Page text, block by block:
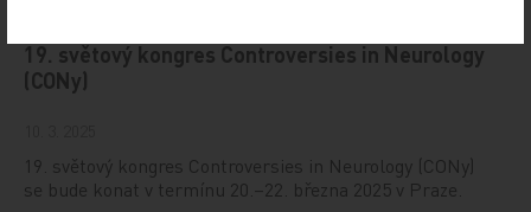
19. světový kongres Controversies in Neurology
(CONy)
19. světový kongres Controversies in Neurology (CONy)
se bude konat v termínu 20.–22. března 2025 v Praze.